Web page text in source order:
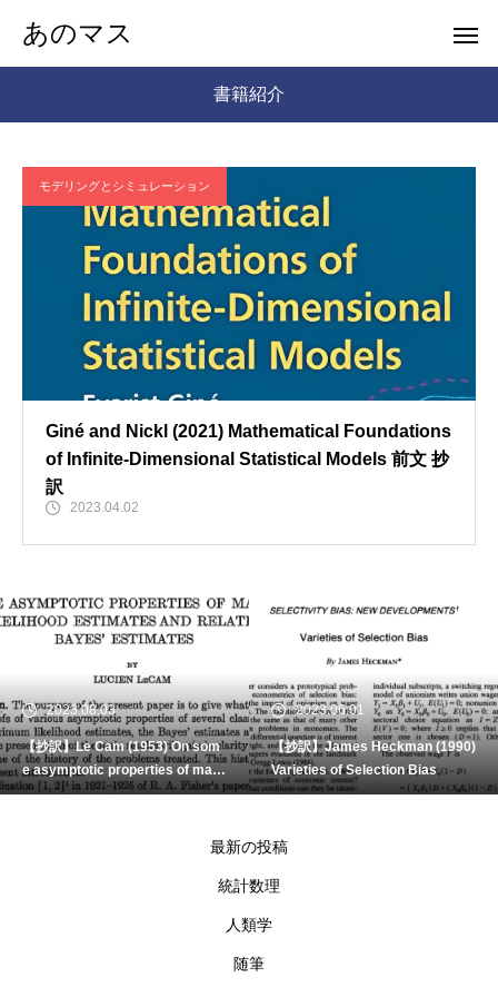
あのマス
書籍紹介
モデリングとシミュレーション
Giné and Nickl (2021) Mathematical Foundations
of Infinite-Dimensional Statistical Models 前文 抄
訳
2023.04.02
2023.08.03
【抄訳】Le Cam (1953) On som
e asymptotic properties of maxi
mum likelihood estimates and r
2023.06.01
【抄訳】James Heckman (1990)
Varieties of Selection Bias
最新の投稿
統計数理
人類学
随筆